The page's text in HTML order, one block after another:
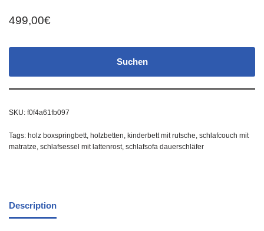
499,00€
Suchen
SKU: f0f4a61fb097
Tags: holz boxspringbett, holzbetten, kinderbett mit rutsche, schlafcouch mit
matratze, schlafsessel mit lattenrost, schlafsofa dauerschläfer
Description